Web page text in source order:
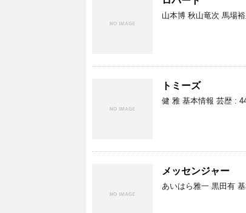
山本博 秋山竜次 馬場
トミーズ
健 雅 基本情報 芸歴 :
メッセンジャー
あいはら雅一 黒田有